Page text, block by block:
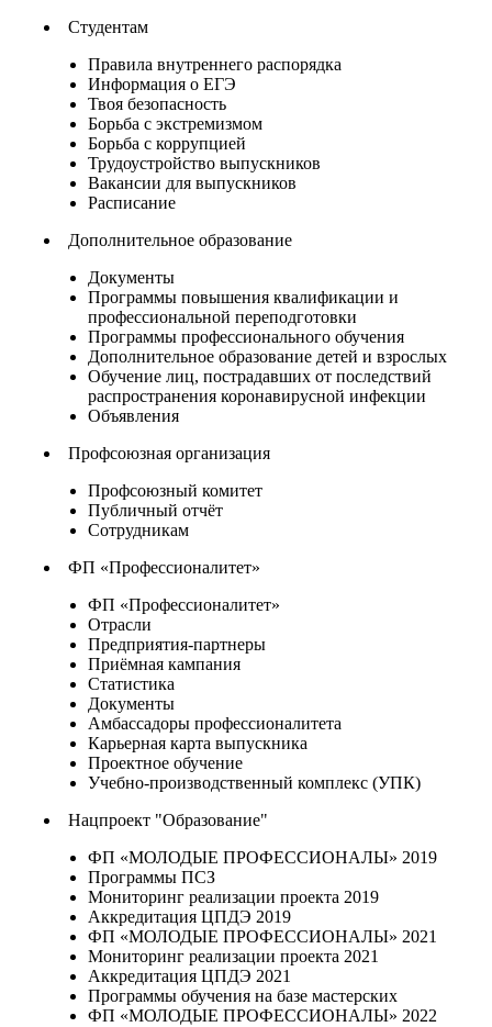
Студентам
Правила внутреннего распорядка
Информация о ЕГЭ
Твоя безопасность
Борьба с экстремизмом
Борьба с коррупцией
Трудоустройство выпускников
Вакансии для выпускников
Расписание
Дополнительное образование
Документы
Программы повышения квалификации и
профессиональной переподготовки
Программы профессионального обучения
Дополнительное образование детей и взрослых
Обучение лиц, пострадавших от последствий
распространения коронавирусной инфекции
Объявления
Профсоюзная организация
Профсоюзный комитет
Публичный отчёт
Сотрудникам
ФП «Профессионалитет»
ФП «Профессионалитет»
Отрасли
Предприятия-партнеры
Приёмная кампания
Статистика
Документы
Амбассадоры профессионалитета
Карьерная карта выпускника
Проектное обучение
Учебно-производственный комплекс (УПК)
Нацпроект "Образование"
ФП «МОЛОДЫЕ ПРОФЕССИОНАЛЫ» 2019
Программы ПСЗ
Мониторинг реализации проекта 2019
Аккредитация ЦПДЭ 2019
ФП «МОЛОДЫЕ ПРОФЕССИОНАЛЫ» 2021
Мониторинг реализации проекта 2021
Аккредитация ЦПДЭ 2021
Программы обучения на базе мастерских
ФП «МОЛОДЫЕ ПРОФЕССИОНАЛЫ» 2022